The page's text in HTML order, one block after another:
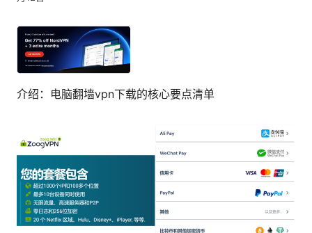
介绍：电脑翻墙vpn下载的核心要点清单